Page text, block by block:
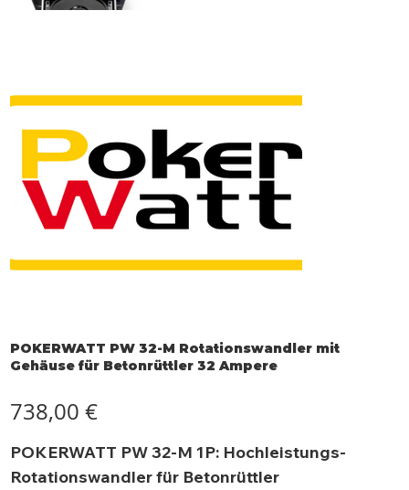
POKERWATT PW 32-M Rotationswandler mit
Gehäuse für Betonrüttler 32 Ampere
738,00 €
POKERWATT PW 32-M 1P: Hochleistungs-
Rotationswandler für Betonrüttler